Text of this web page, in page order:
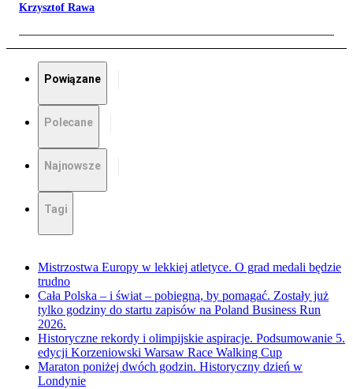
Krzysztof Rawa
Powiązane
Polecane
Najnowsze
Tagi
Mistrzostwa Europy w lekkiej atletyce. O grad medali będzie
trudno
Cała Polska – i świat – pobiegną, by pomagać. Zostały już
tylko godziny do startu zapisów na Poland Business Run
2026.
Historyczne rekordy i olimpijskie aspiracje. Podsumowanie 5.
edycji Korzeniowski Warsaw Race Walking Cup
Maraton poniżej dwóch godzin. Historyczny dzień w
Londynie